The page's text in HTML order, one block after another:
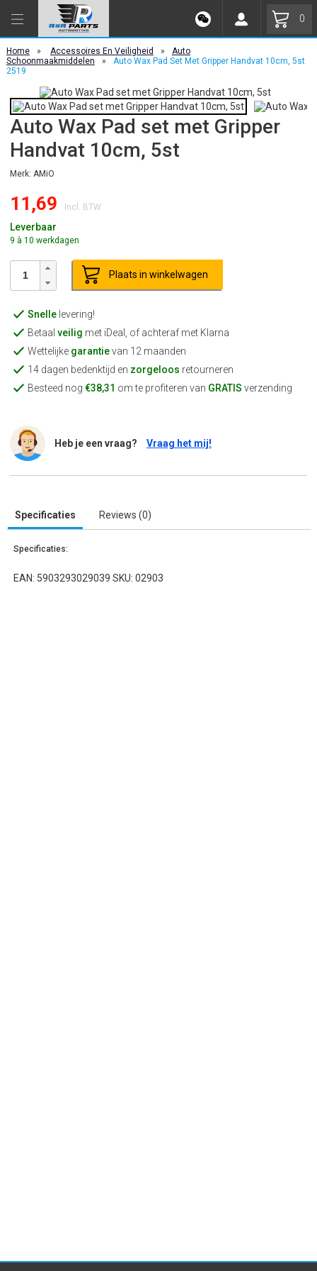
0
Home » Accessoires En Veiligheid »
Auto
Schoonmaakmiddelen
»
Auto Wax Pad Set Met Gripper Handvat 10cm, 5st
2519
Auto Wax Pad set met Gripper
Handvat 10cm, 5st
Merk: AMiO
11,69 Incl. BTW
Leverbaar
9 à 10 werkdagen
Plaats in winkelwagen
Snellelevering!
Betaal veilig met iDeal, of achteraf met Klarna
Wettelijke garantievan 12 maanden
14 dagen bedenktijd en zorgeloos retourneren
Besteed nog €38,31 om te profiteren van GRATIS verzending
Heb je een vraag? Vraag het mij!
Specificaties Reviews (0)
Specificaties:
EAN: 5903293029039 SKU: 02903